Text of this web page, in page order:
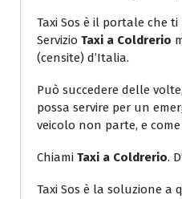
Taxi Sos è il portale che
Servizio Taxi a Coldrerio
(censite) d’Italia.
Può succedere delle
possa servire per un
veicolo non parte, e come
Chiami Taxi a Coldrerio.
Taxi Sos è la soluzione a